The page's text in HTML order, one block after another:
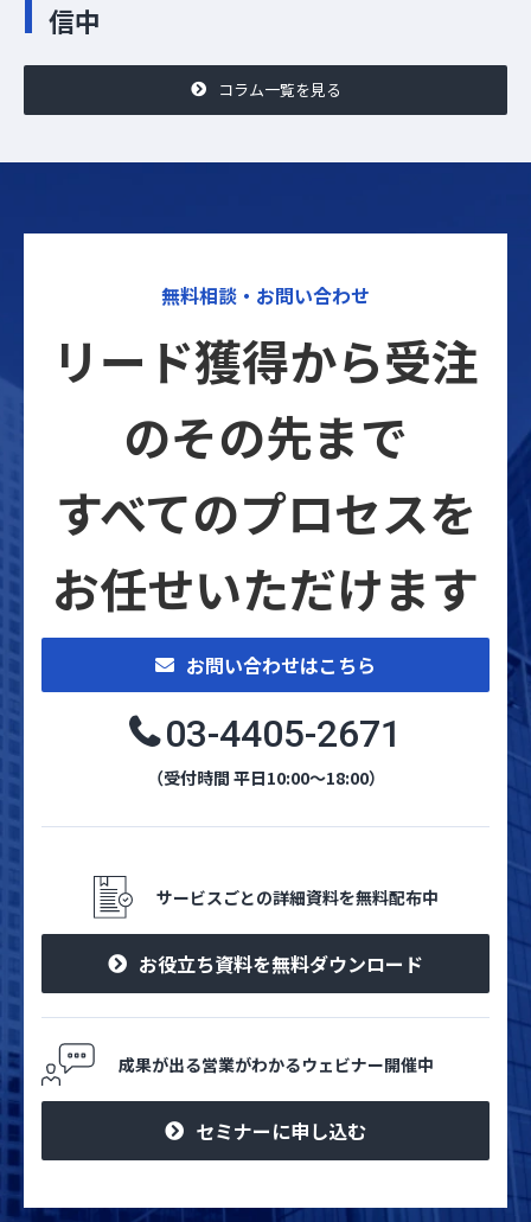
信中
コラム一覧を見る
無料相談・お問い合わせ
リード獲得から受注
のその先まで
すべてのプロセスを
お任せいただけます
お問い合わせはこちら
03-4405-2671
（受付時間 平日10:00～18:00）
サービスごとの詳細資料を無料配布中
お役立ち資料を無料ダウンロード
成果が出る営業がわかるウェビナー開催中
セミナーに申し込む